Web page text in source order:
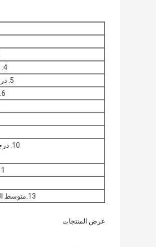
4. استهلاك الطاقة:
5. درجة حرارة اللون:
6. التدفق الضوئي:
10. درجة حرارة العمل:
11.
13.متوسط ​​العمر الافتراضي:
عرض المنتجات